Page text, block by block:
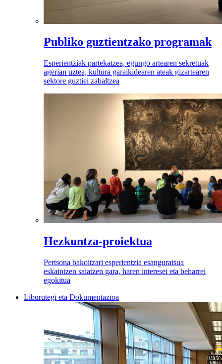
Publiko guztientzako programak
Esperientziak partekatzea, egungo artearen sekretuak
agerian uztea, kultura garaikidearen ateak gizartearen
sektore guztiei zabaltzea
Hezkuntza-proiektua
Pertsona bakoitzari esperientzia esanguratsua
eskaintzen saiatzen gara, haren interesei eta beharrei
egokitua
Liburutegi eta Dokumentazioa